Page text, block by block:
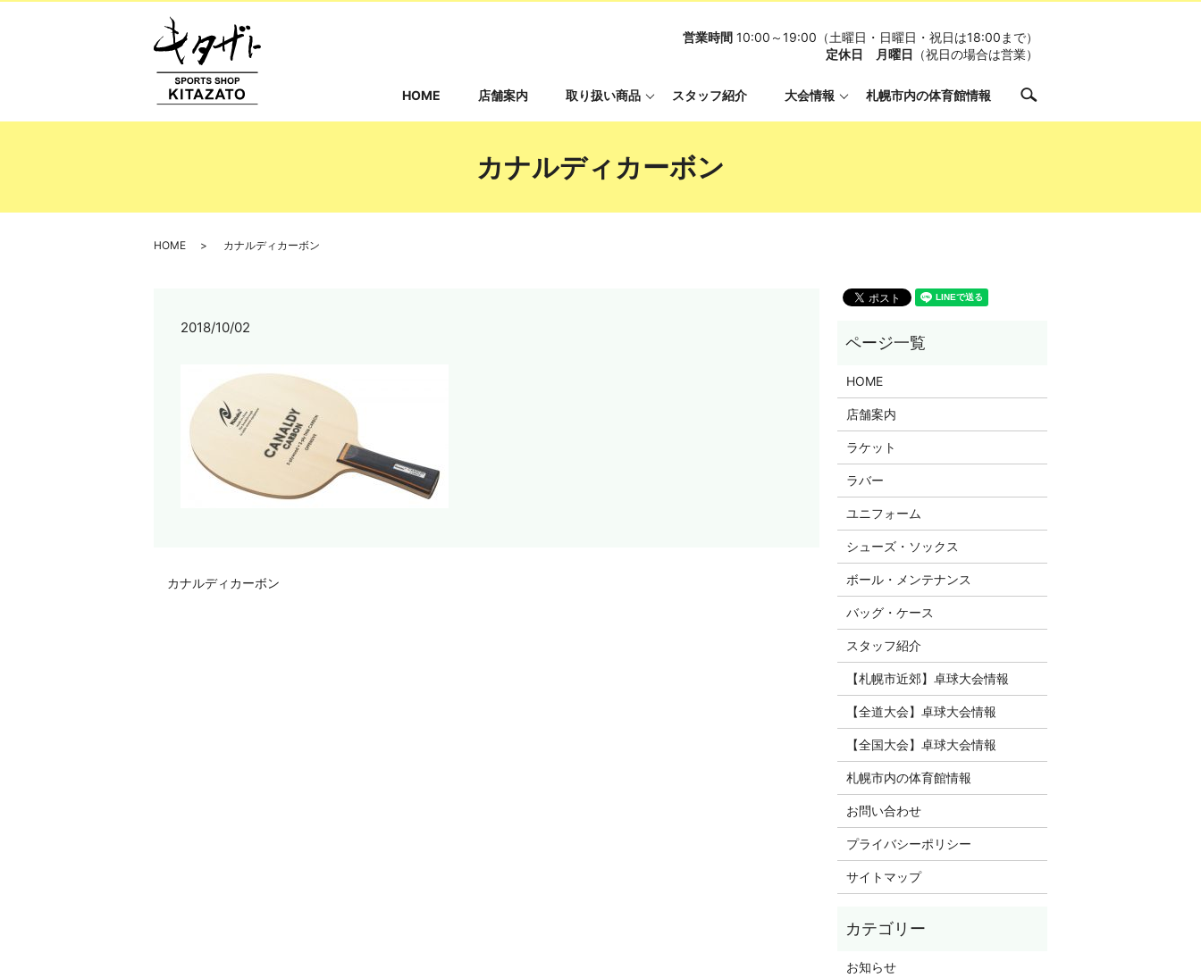
営業時間 10:00～19:00（土曜日・日曜日・祝日は18:00まで）
定休日 月曜日
（祝日の場合は営業）
HOME 店舗案内 取り扱い商品 スタッフ紹介 大会情報 札幌市内の体育館情報 search
カナルディカーボン
HOME カナルディカーボン
2018/10/02
カナルディカーボン
HOME
店舗案内
ラケット
ラバー
ユニフォーム
シューズ・ソックス
ボール・メンテナンス
バッグ・ケース
スタッフ紹介
【札幌市近郊】卓球大会情報
【全道大会】卓球大会情報
【全国大会】卓球大会情報
札幌市内の体育館情報
お問い合わせ
プライバシーポリシー
サイトマップ
お知らせ